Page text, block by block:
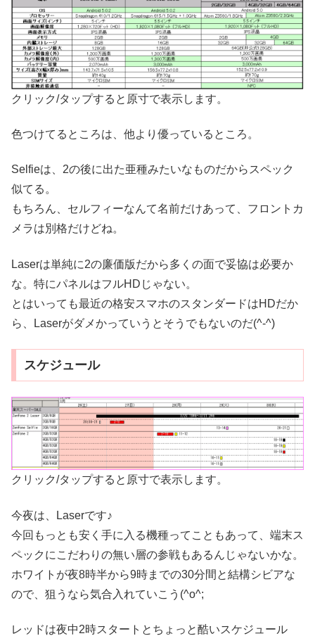
クリック/タップすると原寸で表示します。
色つけてるところは、他より優っているところ。
Selfieは、2の後に出た亜種みたいなものだからスペック
似てる。
もちろん、セルフィーなんて名前だけあって、フロントカ
メラは別格だけどね。
Laserは単純に2の廉価版だから多くの面で妥協は必要か
な。特にパネルはフルHDじゃない。
とはいっても最近の格安スマホのスタンダードはHDだか
ら、Laserがダメかっていうとそうでもないのだ(^-^)
スケジュール
クリック/タップすると原寸で表示します。
今夜は、Laserです♪
今回もっとも安く手に入る機種ってこともあって、端末ス
ペックにこだわりの無い層の参戦もあるんじゃないかな。
ホワイトが夜8時半から9時までの30分間と結構シビアな
ので、狙うなら気合入れていこう(^o^;
レッドは夜中2時スタートとちょっと酷いスケジュール